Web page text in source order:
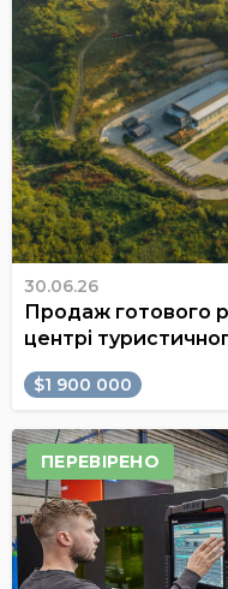
30.06.26
Продаж готового
центрі
$1 900 000
ПЕРЕВІРЕНО